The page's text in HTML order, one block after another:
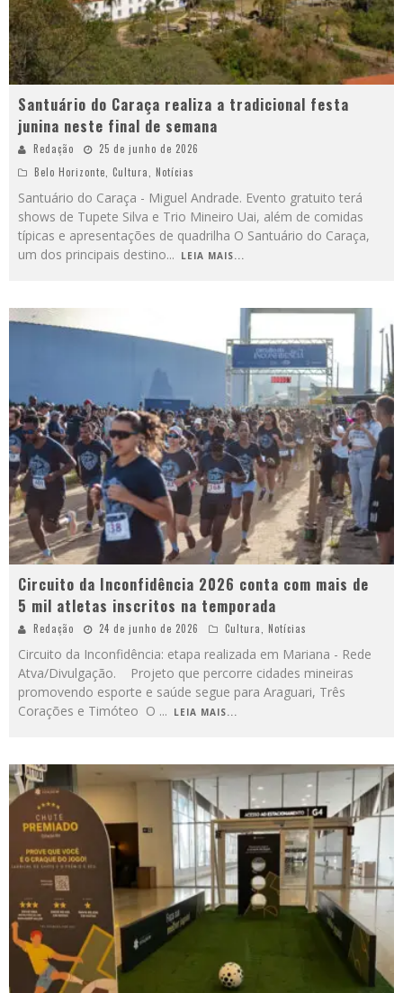
Santuário do Caraça realiza a tradicional festa
junina neste final de semana
Redação
25 de junho de 2026
Belo Horizonte Cultura Notícias
Santuário do Caraça - Miguel Andrade. Evento gratuito terá
shows de Tupete Silva e Trio Mineiro Uai, além de comidas
típicas e apresentações de quadrilha O Santuário do Caraça,
um dos principais destino... LEIA MAIS...
Circuito da Inconfidência 2026 conta com mais de
5 mil atletas inscritos na temporada
Redação 24 de junho de 2026 Cultura Notícias
Circuito da Inconfidência: etapa realizada em Mariana - Rede
Atva/Divulgação. Projeto que percorre cidades mineiras
promovendo esporte e saúde segue para Araguari, Três
Corações e Timóteo O ... LEIA MAIS...